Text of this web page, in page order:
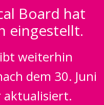
Board hat
eingestellt.
weiterhin
dem 30. Juni
aktualisiert.